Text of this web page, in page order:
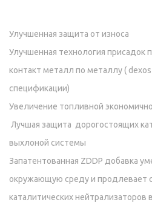
Улучшенная защита от износа
Улучшенная технология присадок
контакт металл по металлу (
спецификации)
Увеличение топливной
Лучшая защита дорогостоящих
выхлоной системы
Запатентованная ZDDP добавка
окружающую среду и продлевает
каталитических нейтрализаторов